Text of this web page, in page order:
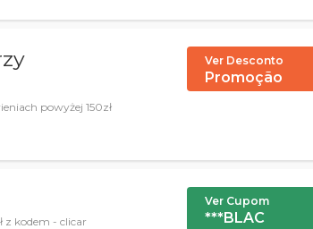
powyżej 150zł
Ver Desconto
Promoção
z kodem - clicar
Ver Cupom
***BLAC